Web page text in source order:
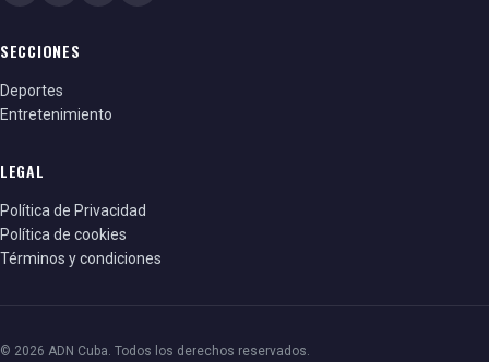
SECCIONES
Deportes
Entretenimiento
LEGAL
Política de Privacidad
Política de cookies
Términos y condiciones
© 2026 ADN Cuba. Todos los derechos reservados.